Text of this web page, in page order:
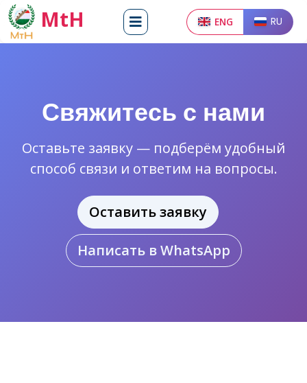
MtH ENG RU
Свяжитесь с нами
Оставьте заявку — подберём удобный
способ связи и ответим на вопросы.
Оставить заявку
Написать в WhatsApp